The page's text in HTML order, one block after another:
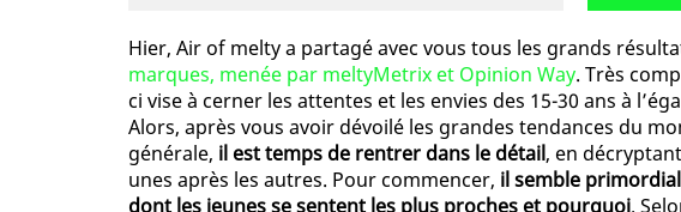
Hier, Air of melty a partagé avec vous tous les grands
marques, menée par meltyMetrix et Opinion Way. Très
ci vise à cerner les attentes et les envies des 15-30 ans à
Alors, après vous avoir dévoilé les grandes tendances du
générale, il est temps de rentrer dans le détail, en
unes après les autres. Pour commencer, il semble
dont les jeunes se sentent les plus proches et pourquoi.